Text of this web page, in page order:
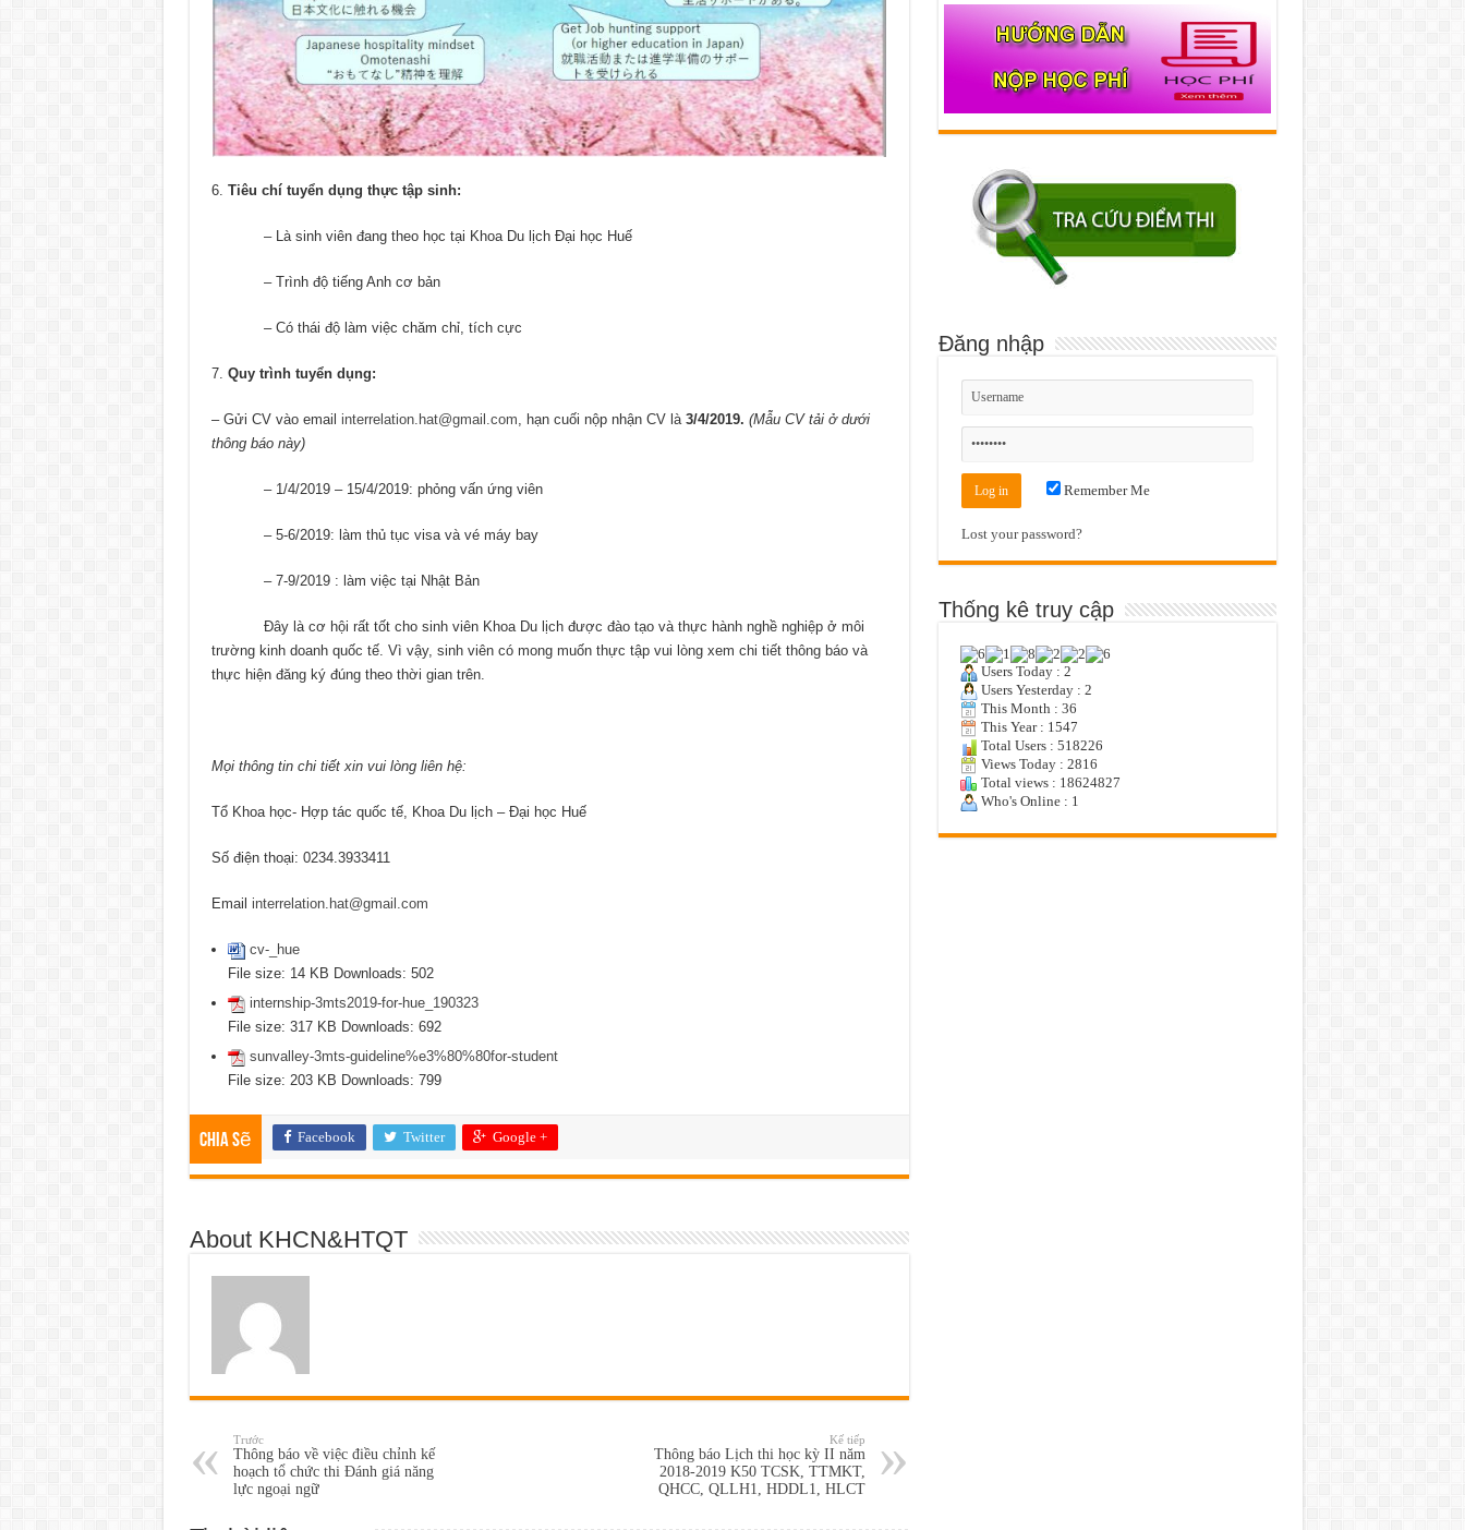
Tiêu chí tuyển dụng thực tập sinh:
– Là sinh viên đang theo học tại Khoa Du lịch Đại học Huế
– Trình độ tiếng Anh cơ bản
– Có thái độ làm việc chăm chỉ, tích cực
Quy trình tuyển dụng:
– Gửi CV vào email interrelation.hat@gmail.com, hạn cuối nộp nhận CV là 3/4/2019. (Mẫu CV tải ở dưới
thông báo này)
– 1/4/2019 – 15/4/2019: phỏng vấn ứng viên
– 5-6/2019: làm thủ tục visa và vé máy bay
– 7-9/2019 : làm việc tại Nhật Bản
Đây là cơ hội rất tốt cho sinh viên Khoa Du lịch được đào tạo và thực hành nghề nghiệp ở môi
trường kinh doanh quốc tế. Vì vậy, sinh viên có mong muốn thực tập vui lòng xem chi tiết thông báo và
thực hiện đăng ký đúng theo thời gian trên.
Mọi thông tin chi tiết xin vui lòng liên hệ:
Tổ Khoa học- Hợp tác quốc tế, Khoa Du lịch – Đại học Huế
Số điện thoại: 0234.3933411
Email interrelation.hat@gmail.com
cv-_hue
File size: 14 KB Downloads: 502
internship-3mts2019-for-hue_190323
File size: 317 KB Downloads: 692
sunvalley-3mts-guideline%e3%80%80for-student
File size: 203 KB Downloads: 799
Chia sẽ Facebook Twitter Google +
About KHCN&HTQT
Trước
Thông báo về việc điều chỉnh kế
hoạch tổ chức thi Đánh giá năng
lực ngoại ngữ
Kế tiếp
Thông báo Lịch thi học kỳ II năm
2018-2019 K50 TCSK, TTMKT,
QHCC, QLLH1, HDDL1, HLCT
Đăng nhập
Remember Me
Lost your password?
Thống kê truy cập
Users Today : 2
Users Yesterday : 2
This Month : 36
This Year : 1547
Total Users : 518226
Views Today : 2816
Total views : 18624827
Who's Online : 1